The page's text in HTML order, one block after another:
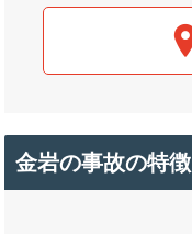
金岩の事故の特徴